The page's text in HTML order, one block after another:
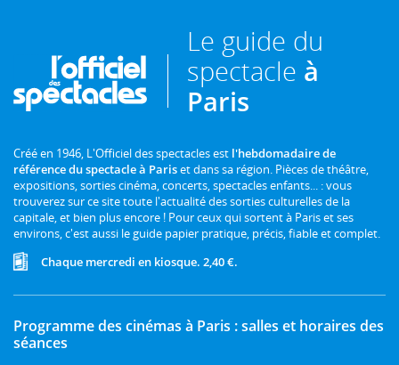
Le guide du
spectacle à
Paris
Créé en 1946, L'Officiel des spectacles est l'hebdomadaire de
référence du spectacle à Pariset dans sa région. Pièces de théâtre,
expositions, sorties cinéma, concerts, spectacles enfants... : vous
trouverez sur ce site toute l'actualité des sorties culturelles de la
capitale, et bien plus encore ! Pour ceux qui sortent à Paris et ses
environs, c'est aussi le guide papier pratique, précis, fiable et complet.
Chaque mercredi en kiosque. 2,40 €.
Programme des cinémas à Paris : salles et horaires des
séances